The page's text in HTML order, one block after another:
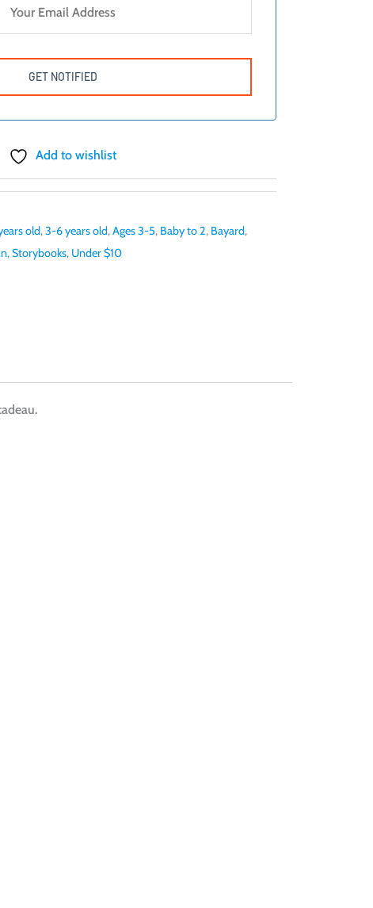
Add to wishlist
old,3-6 years old,Ages 3-5, Baby to 2, Bayard,
,Storybooks, Under $10